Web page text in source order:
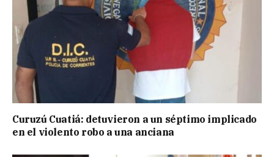
Curuzú Cuatiá: detuvieron a un séptimo implicado
en el violento robo a una anciana